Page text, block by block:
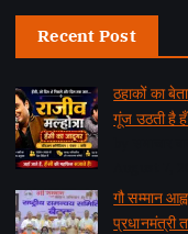
Recent Post
ठहाकों का
गूंज उठती है
गौ सम्मान
प्रधानमंत्री